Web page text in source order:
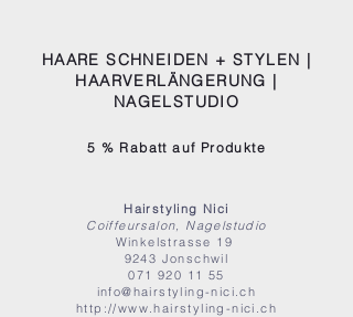
HAARE SCHNEIDEN + STYLEN |
HAARVERLÄNGERUNG |
NAGELSTUDIO
5 % Rabatt auf Produkte
Hairstyling Nici
Coiffeursalon, Nagelstudio
Winkelstrasse 19
9243 Jonschwil
071 920 11 55
info@hairstyling-nici.ch
http://www.hairstyling-nici.ch